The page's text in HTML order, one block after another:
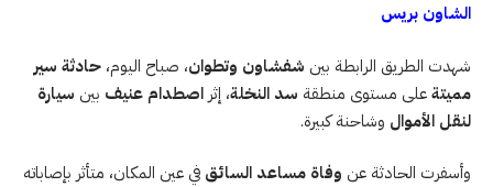
الشاون بريس
شهدت الطريق الرابطة بين شفشاون وتطوان، صباح اليوم، حادثة سير
مميتةعلى مستوى منطقة سد النخلة، إثر اصطدام عنيف بين سيارة
لنقل الأموال وشاحنة كبيرة.
وأسفرت الحادثة عن وفاة مساعد السائق في عين المكان، متأثر بإصاباته